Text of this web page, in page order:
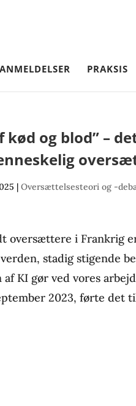
ANMELDELSER PRAKSIS
og blod” –
|Oversættelsesteori og -
oversættere i Frankrig
stadig stigende
KI gør ved vores
2023, førte det